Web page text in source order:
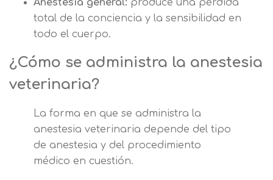
Anestesia general: produce una pérdida
total de la conciencia y la sensibilidad en
todo el cuerpo.
¿Cómo se administra la anestesia
veterinaria?
La forma en que se administra la
anestesia veterinaria depende del tipo
de anestesia y del procedimiento
médico en cuestión.